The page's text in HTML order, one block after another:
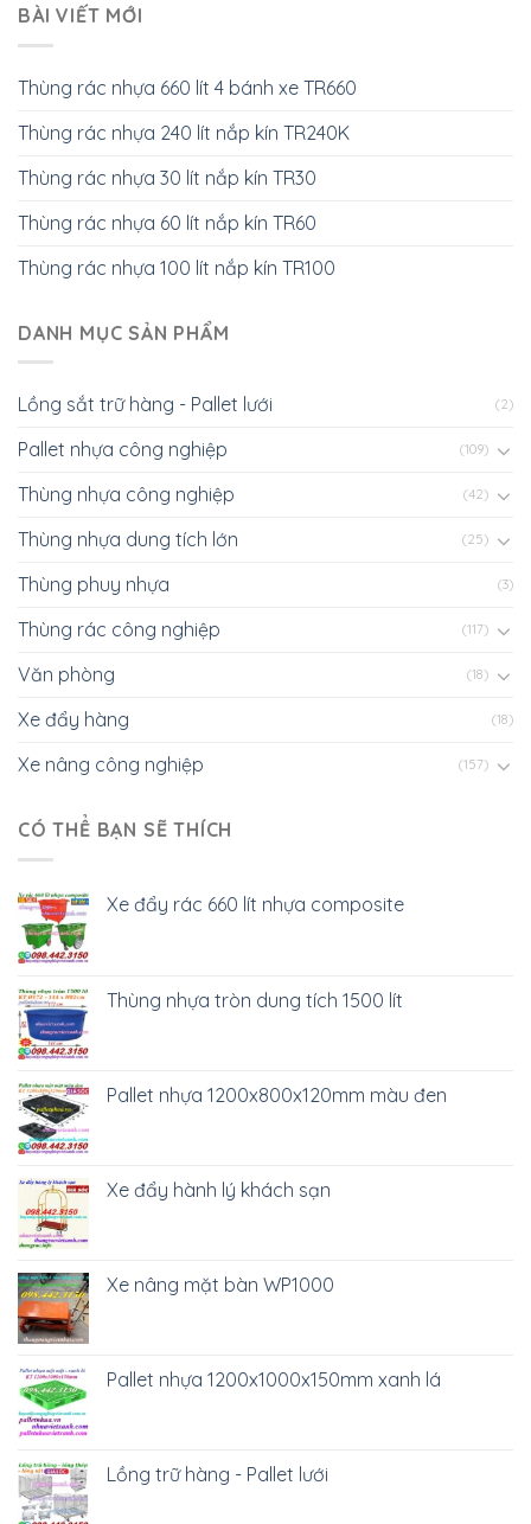
Lồng trữ hàng - Pallet lưới
Thùng rác inox nắp lật 380x730mm
Pallet nhựa 1200x1000x150mm PL11LK
LIFT NTYW
GIỚI THIỆU
nghiệp
Việt Xanh Industry là thương hiệu hàng đầu tại Việt Nam,
bền vững. Chúng tôi không chỉ cung cấp sản phẩm mà
và tối ưu hóa sản xuất.
DANH MỤC SẢN PHẨM
Xe nâng công nghiệp
Pallet nhựa công nghiệp
Thùng nhựa công nghiệp
Văn phòng
Thùng rác công nghiệp
SẢN PHẨM
Thùng rác 660 lít nhựa HDPE 4 bánh xe TR660
Thùng rác 30 lít nắp kín nhựa HDPE TR30
Thùng rác 60 lít nắp kín nhựa HDPE TR60